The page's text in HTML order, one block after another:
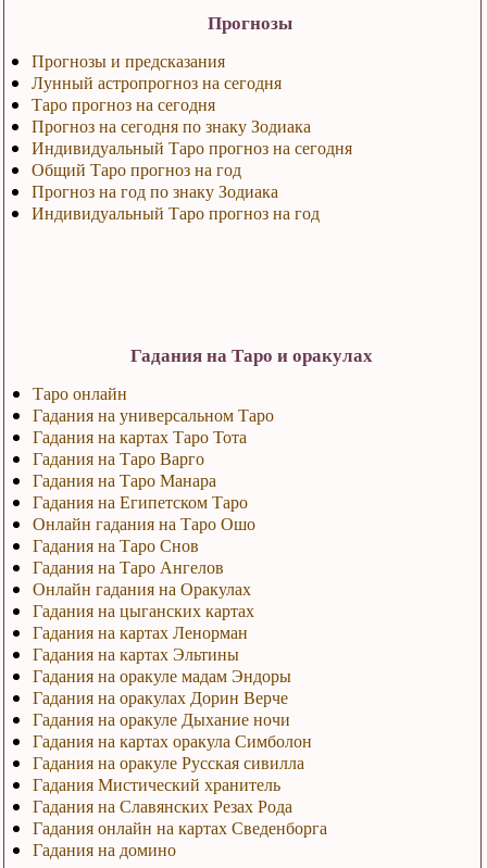
Прогнозы
Прогнозы и предсказания
Лунный астропрогноз на сегодня
Таро прогноз на сегодня
Прогноз на сегодня по знаку Зодиака
Индивидуальный Таро прогноз на сегодня
Общий Таро прогноз на год
Прогноз на год по знаку Зодиака
Индивидуальный Таро прогноз на год
Гадания на Таро и оракулах
Таро онлайн
Гадания на универсальном Таро
Гадания на картах Таро Тота
Гадания на Таро Варго
Гадания на Таро Манара
Гадания на Египетском Таро
Онлайн гадания на Таро Ошо
Гадания на Таро Снов
Гадания на Таро Ангелов
Онлайн гадания на Оракулах
Гадания на цыганских картах
Гадания на картах Ленорман
Гадания на картах Эльтины
Гадания на оракуле мадам Эндоры
Гадания на оракулах Дорин Верче
Гадания на оракуле Дыхание ночи
Гадания на картах оракула Симболон
Гадания на оракуле Русская сивилла
Гадания Мистический хранитель
Гадания на Славянских Резах Рода
Гадания онлайн на картах Сведенборга
Гадания на домино